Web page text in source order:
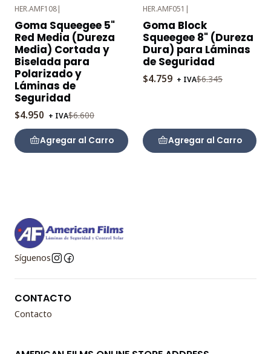
-25%
OFF
HER.AMF108|
Goma Squeegee 5"
Red Media (Dureza
Media) Cortada y
Biselada para
Polarizado y
Láminas de
Seguridad
$4.950 + IVA$6.600
Agregar al Carro
-25%
OFF
HER.AMF051 |
Goma Block
Squeegee 8" (Dureza
Dura) para Láminas
de Seguridad
$4.759 + IVA$6.345
Agregar al Carro
Síguenos
CONTACTO
Contacto